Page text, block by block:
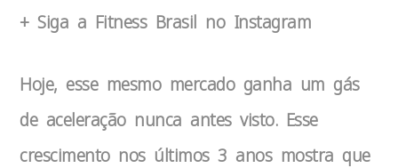
+ Siga a Fitness Brasil no Instagram
Hoje, esse mesmo mercado ganha um gás
de aceleração nunca antes visto. Esse
crescimento nos últimos 3 anos mostra que